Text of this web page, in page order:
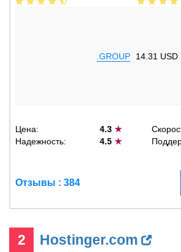
.GROUP 14.31 USD
Цена: 4.3★
Надежность:
4.5★
Отзывы : 384
2 Hostinger.com